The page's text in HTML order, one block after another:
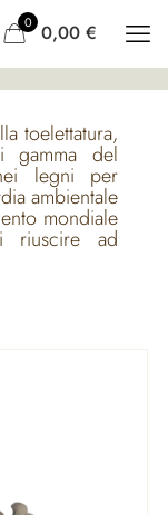
0 0,00 €
toelettatura,
gamma del
legni per
ambientale
mondiale
riuscire ad